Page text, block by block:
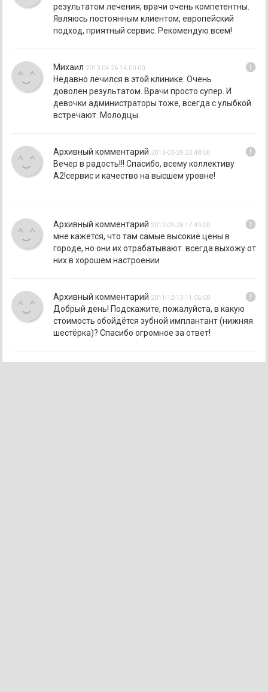
результатом лечения, врачи очень компетентны.
Являюсь постоянным клиентом, европейский
подход, приятный сервис. Рекомендую всем!
Михаил 2013-04-26 14:00:00 error
Недавно лечился в этой клинике. Очень
доволен результатом. Врачи просто супер. И
девочки администраторы тоже, всегда с улыбкой
встречают. Молодцы.
Архивный комментарий 2013-03-28 23:48:00 error
Вечер в радость!!! Спасибо, всему коллективу
А2!сервис и качество на высшем уровне!
Архивный комментарий 2012-09-28 17:49:00 error
мне кажется, что там самые высокие цены в
городе, но они их отрабатывают. всегда выхожу от
них в хорошем настроении
Архивный комментарий 2011-12-13 11:06:00 error
Добрый день! Подскажите, пожалуйста, в какую
стоимость обойдётся зубной имплантант (нижняя
шестёрка)? Спасибо огромное за ответ!